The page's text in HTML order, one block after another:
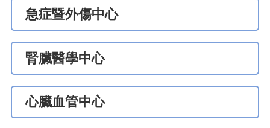
急症暨外傷中心
腎臟醫學中心
心臟血管中心